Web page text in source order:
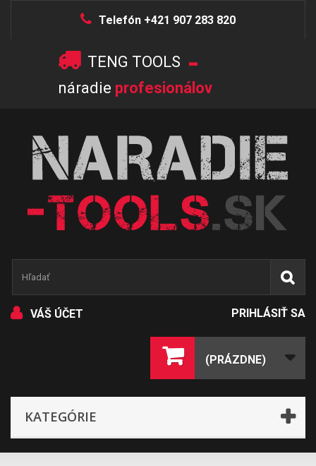
Telefón +421 907 283 820
TENG TOOLS -
náradie profesionálov
VÁŠ ÚČET PRIHLÁSIŤ SA
(PRÁZDNE)
KATEGÓRIE